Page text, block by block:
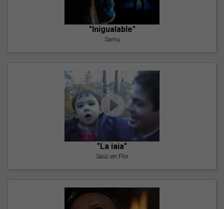
"Inigualable"
Samu
"La iaia"
Saüc en Flor